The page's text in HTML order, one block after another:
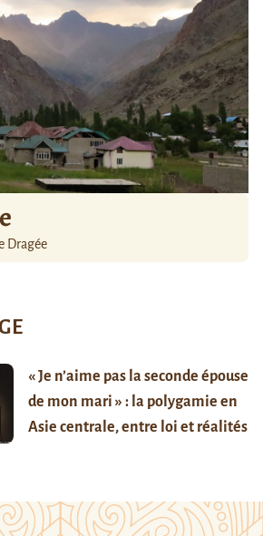
Dragée
« Je n’aime pas la seconde épouse
de mon mari » : la polygamie en
Asie centrale, entre loi et réalités